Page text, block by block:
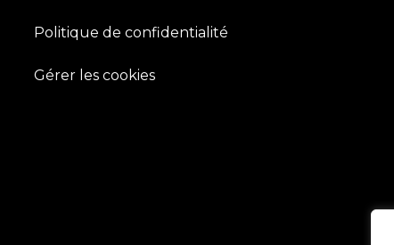
Politique de confidentialité
Gérer les cookies